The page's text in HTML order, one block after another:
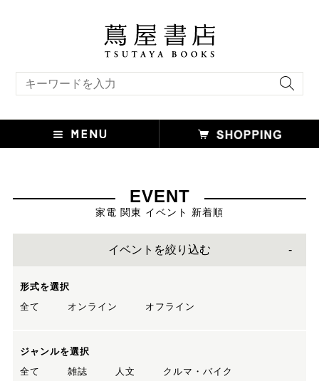
EVENT
家電 関東 イベント 新着順
イベントを絞り込む
形式を選択
全て
オンライン オフライン
ジャンルを選択
全て
雑誌 人文
クルマ・バイク